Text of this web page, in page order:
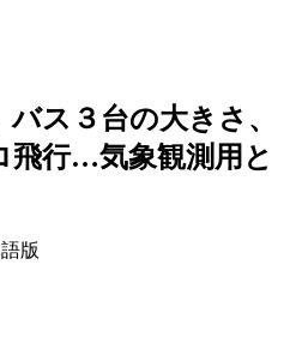
ス３台の大きさ、
飛行…気象観測用と
版